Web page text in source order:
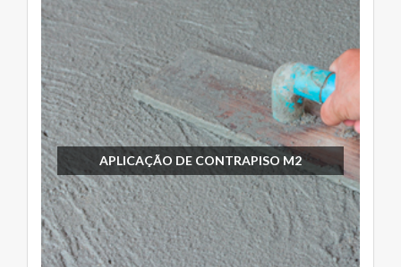
APLICAÇÃO DE CONTRAPISO M2